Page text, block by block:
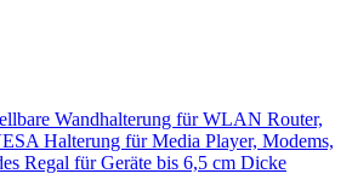
Wandhalterung für WLAN Router,
Halterung für Media Player, Modems,
Regal für Geräte bis 6,5 cm Dicke